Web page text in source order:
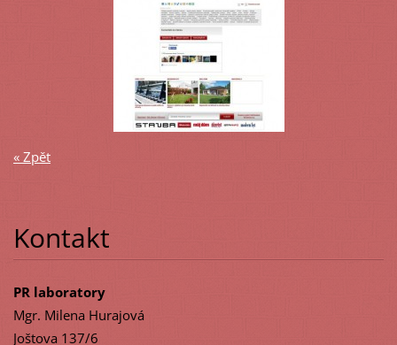
« Zpět
Kontakt
PR laboratory
Mgr. Milena Hurajová
Joštova 137/6